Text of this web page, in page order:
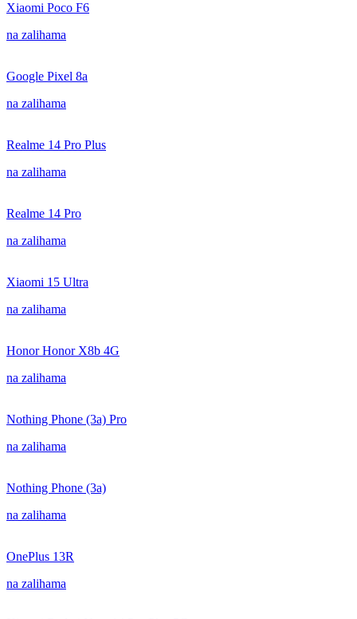
Xiaomi Poco F6
na zalihama
Google Pixel 8a
na zalihama
Realme 14 Pro Plus
na zalihama
Realme 14 Pro
na zalihama
Xiaomi 15 Ultra
na zalihama
Honor Honor X8b 4G
na zalihama
Nothing Phone (3a) Pro
na zalihama
Nothing Phone (3a)
na zalihama
OnePlus 13R
na zalihama